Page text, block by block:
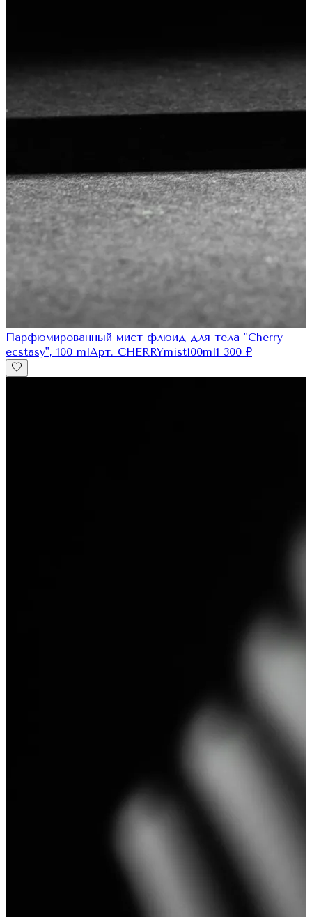
Парфюмированный мист-флюид для тела "Cherry
ecstasy", 100 mlАрт. CHERRYmist100ml1 300 ₽